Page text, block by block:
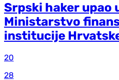
Srpski haker upao
Ministarstvo
institucije
20
28